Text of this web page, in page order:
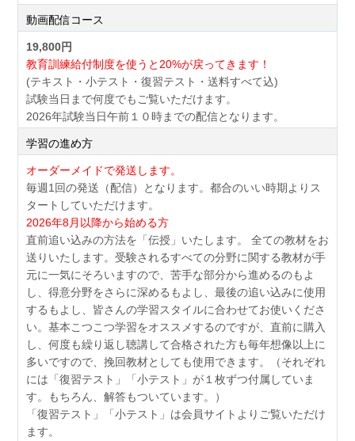
動画配信コース
19,800円
教育訓練給付制度を使うと20%が戻ってきます！
(テキスト・小テスト・復習テスト・送料すべて込)
試験当日まで何度でもご覧いただけます。
2026年試験当日午前１０時までの配信となります。
学習の進め方
オーダーメイドで発送します。
毎週1回の発送（配信）となります。都合のいい時期よりス
タートしていただけます。
2026年8月以降から始める方
直前追い込みの方法を「伝授」いたします。 全ての教材をお
送りいたします。受験されるすべての分野に関する教材が手
元に一気にそろいますので、苦手な部分から進めるのもよ
し、得意分野をさらに深めるもよし、最後の追い込みに使用
するもよし、皆さんの学習スタイルに合わせてお使いくださ
い。基本こつこつ学習をオススメするのですが、直前に購入
し、何度も繰り返し聴講して合格された方も毎年想像以上に
多いですので、挽回教材としても使用できます。（それぞれ
には「復習テスト」「小テスト」が１枚ずつ付属していま
す。もちろん、解答もついています。）
「復習テスト」「小テスト」は会員サイトよりご覧いただけ
ます。